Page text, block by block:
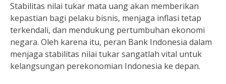
Stabilitas nilai tukar mata uang akan memberikan
kepastian bagi pelaku bisnis, menjaga inflasi tetap
terkendali, dan mendukung pertumbuhan ekonomi
negara. Oleh karena itu, peran Bank Indonesia dalam
menjaga stabilitas nilai tukar sangatlah vital untuk
kelangsungan perekonomian Indonesia ke depan.